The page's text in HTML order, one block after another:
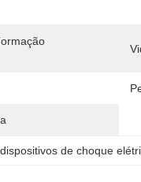
de choque